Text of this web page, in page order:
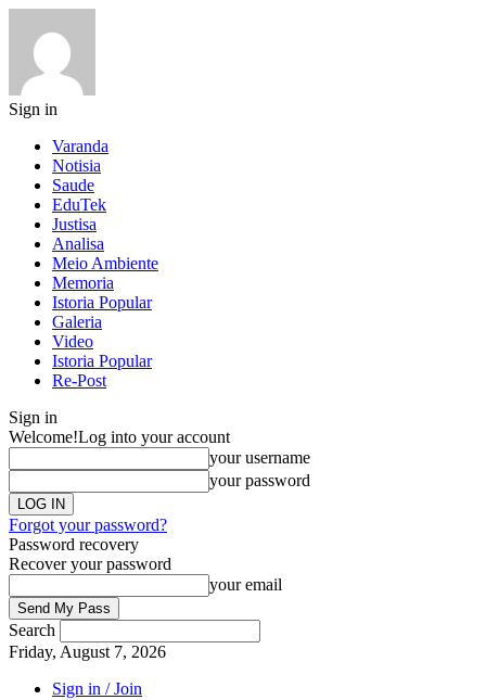
Sign in
Varanda
Notisia
Saude
EduTek
Justisa
Analisa
Meio Ambiente
Memoria
Istoria Popular
Galeria
Video
Istoria Popular
Re-Post
Sign in
Welcome!Log into your account
your username
your password
Forgot your password?
Password recovery
Recover your password
your email
Search
Friday, August 7, 2026
Sign in / Join